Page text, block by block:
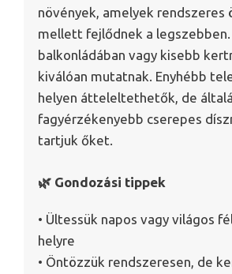
növények, amelyek rendszeres
mellett fejlődnek a legszebben.
balkonládában vagy kisebb
kiválóan mutatnak. Enyhébb
helyen átteleltethetők, de
fagyérzékenyebb cserepes
tartjuk őket.
🌿 Gondozási tippek
• Ültessük napos vagy világos
helyre
• Öntözzük rendszeresen, de